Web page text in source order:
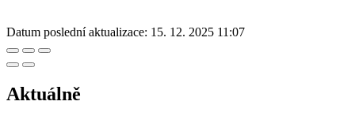
Datum poslední aktualizace: 15. 12. 2025 11:07
Aktuálně